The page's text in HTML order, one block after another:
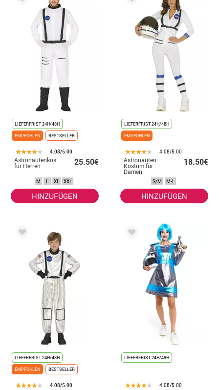
LIEFERFRIST 24H/48H
EMPFOHLEN
BESTSELLER
4.08/5.00
Astronautenkostüm
für Herren 25.50€
M L XL XXL
HINZUFÜGEN
LIEFERFRIST 24H/48H
EMPFOHLEN
4.08/5.00
Astronauten
Kostüm für
Damen
18.50€
S/M M-L
HINZUFÜGEN
LIEFERFRIST 24H/48H
EMPFOHLEN
BESTSELLER
4.08/5.00
LIEFERFRIST 24H/48H
4.08/5.00